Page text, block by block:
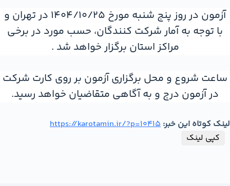
آزمون در روز پنج شنبه مورخ 1404/10/25 در تهران و
با توجه به آمار شركت كنندگان، حسب مورد در برخي
مراكز استان برگزار خواهد شد .
ساعت شروع و محل برگزاری آزمون بر روی کارت شرکت
در آزمون درج و به آگاهی متقاضيان خواهد رسید.
لینک کوتاه این خبر: https://karotamin.ir/?p=10415
کپی لینک